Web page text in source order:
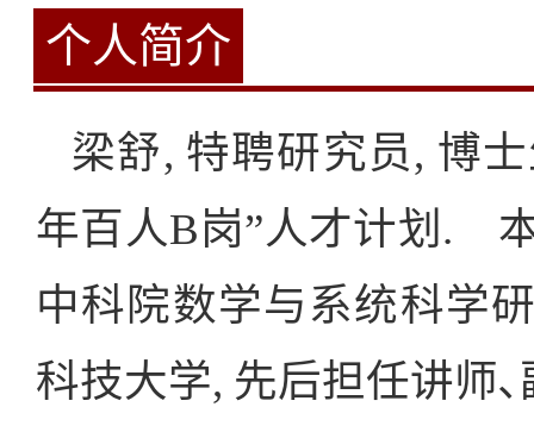
个人简介
梁舒, 特聘研究员, 博
年百人B岗”人才计划.
中科院数学与系统科学
科技大学, 先后担任讲师